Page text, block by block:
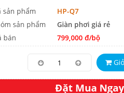
sản phẩm
HP-Q7
sản phẩm
Giàn phơi giá rẻ
bán
799,000 đ/bộ
Đặt Mua Ngay